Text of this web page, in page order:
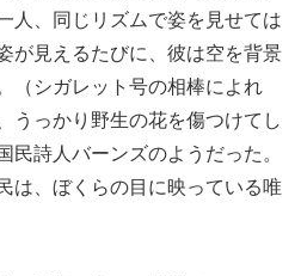
人、同じリズムで姿を見せては
が見えるたびに、彼は空を背景
（シガレット号の相棒によれ
うっかり野生の花を傷つけてし
民詩人バーンズのようだった。
は、ぼくらの目に映っている唯